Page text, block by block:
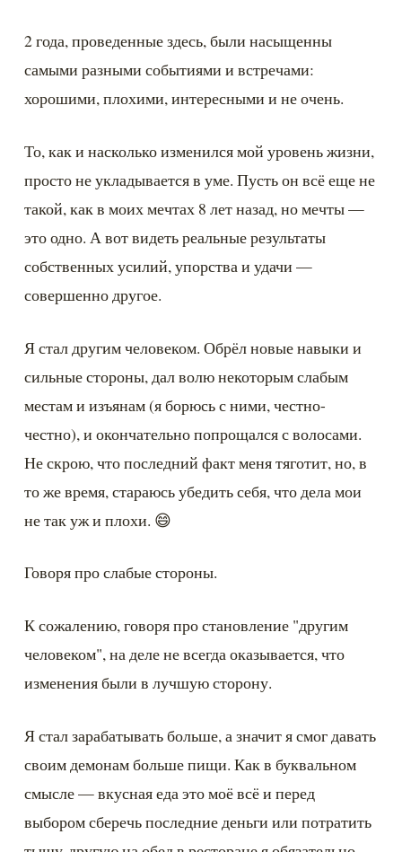
2 года, проведенные здесь, были насыщенны
самыми разными событиями и встречами:
хорошими, плохими, интересными и не очень.
То, как и насколько изменился мой уровень жизни,
просто не укладывается в уме. Пусть он всё еще не
такой, как в моих мечтах 8 лет назад, но мечты —
это одно. А вот видеть реальные результаты
собственных усилий, упорства и удачи —
совершенно другое.
Я стал другим человеком. Обрёл новые навыки и
сильные стороны, дал волю некоторым слабым
местам и изъянам (я борюсь с ними, честно-
честно), и окончательно попрощался с волосами.
Не скрою, что последний факт меня тяготит, но, в
то же время, стараюсь убедить себя, что дела мои
не так уж и плохи. 😄
Говоря про слабые стороны.
К сожалению, говоря про становление "другим
человеком", на деле не всегда оказывается, что
изменения были в лучшую сторону.
Я стал зарабатывать больше, а значит я смог давать
своим демонам больше пищи. Как в буквальном
смысле — вкусная еда это моё всё и перед
выбором сберечь последние деньги или потратить